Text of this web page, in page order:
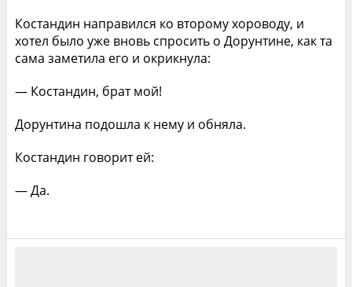
Костандин направился ко второму хороводу, и
хотел было уже вновь спросить о Дорунтине, как та
сама заметила его и окрикнула:
— Костандин, брат мой!
Дорунтина подошла к нему и обняла.
Костандин говорит ей:
— Дa.